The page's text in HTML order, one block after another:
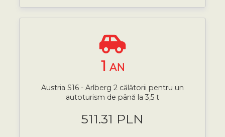
1 AN
Austria S16 - Arlberg 2 călătorii pentru un
autoturism de până la 3,5 t
511.31 PLN